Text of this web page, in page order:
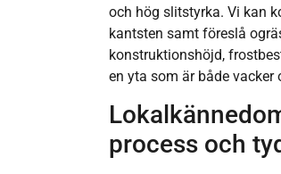
och hög slitstyrka. Vi kan
kantsten samt föreslå
konstruktionshöjd,
en yta som är både
process och